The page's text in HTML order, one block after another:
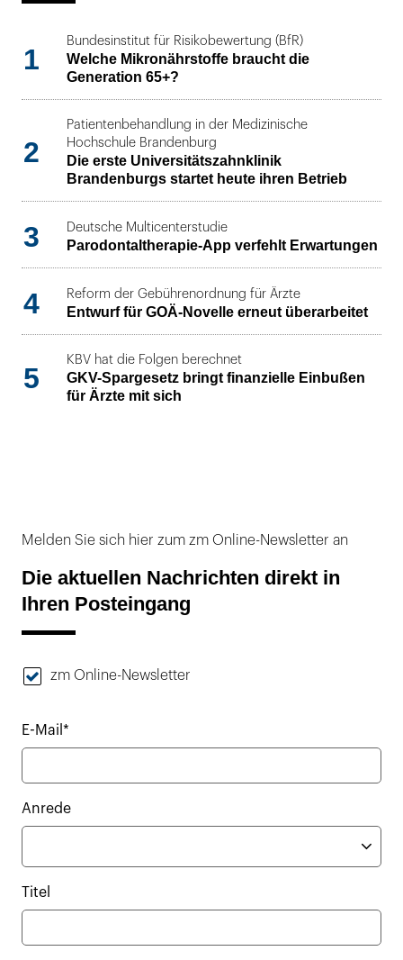
1
Bundesinstitut für Risikobewertung (BfR)
Welche Mikronährstoffe braucht die
Generation 65+?
2
Patientenbehandlung in der Medizinische
Hochschule Brandenburg
Die erste Universitätszahnklinik
Brandenburgs startet heute ihren Betrieb
3 Deutsche Multicenterstudie
Parodontaltherapie-App verfehlt Erwartungen
4 Reform der Gebührenordnung für Ärzte
Entwurf für GOÄ-Novelle erneut überarbeitet
5
KBV hat die Folgen berechnet
GKV-Spargesetz bringt finanzielle Einbußen
für Ärzte mit sich
Melden Sie sich hier zum zm Online-Newsletter an
Die aktuellen Nachrichten direkt in
Ihren Posteingang
zm Online-Newsletter
E-Mail*
Anrede
Titel